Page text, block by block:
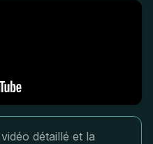
détaillé et la